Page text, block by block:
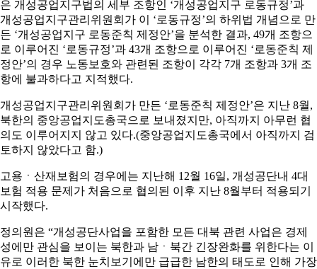
은 개성공업지구법의 세부 조항인 ‘개성공업지구 로동규정’과
개성공업지구관리위원회가 이 ‘로동규정’의 하위법 개념으로 만
든 ‘개성공업지구 로동준칙 제정안’을 분석한 결과, 49개 조항으
로 이루어진 ‘로동규정’과 43개 조항으로 이루어진 ‘로동준칙 제
정안’의 경우 노동보호와 관련된 조항이 각각 7개 조항과 3개 조
항에 불과하다고 지적했다.
개성공업지구관리위원회가 만든 ‘로동준칙 제정안’은 지난 8월,
북한의 중앙공업지도총국으로 보내졌지만, 아직까지 아무런 협
의도 이루어지지 않고 있다.(중앙공업지도총국에서 아직까지 검
토하지 않았다고 함.)
고용ㆍ산재보험의 경우에는 지난해 12월 16일, 개성공단내 4대
보험 적용 문제가 처음으로 협의된 이후 지난 8월부터 적용되기
시작했다.
정의원은 “개성공단사업을 포함한 모든 대북 관련 사업은 경제
성에만 관심을 보이는 북한과 남ㆍ북간 긴장완화를 위한다는 이
유로 이러한 북한 눈치보기에만 급급한 남한의 태도로 인해 가장